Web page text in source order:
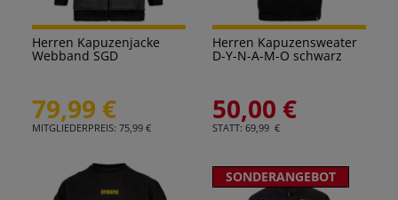
Herren Kapuzenjacke
Webband SGD
79,99 €
MITGLIEDERPREIS: 75,99 €
Herren Kapuzensweater
D-Y-N-A-M-O schwarz
50,00 €
STATT: 69,99 €
SONDERANGEBOT